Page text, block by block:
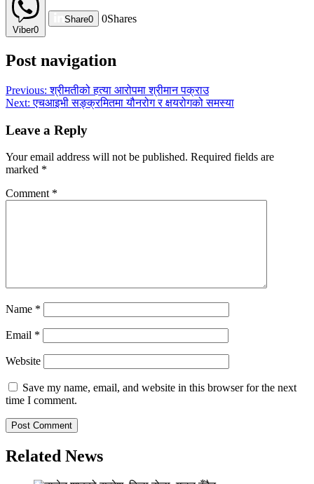
Viber0
Share0 0Shares
Post navigation
Previous: श्रीमतीको हत्या आरोपमा श्रीमान पक्राउ
Next: एचआइभी सङ्क्रमितमा यौनरोग र क्षयरोगको समस्या
Leave a Reply
Your email address will not be published. Required fields are
marked *
Comment *
Name *
Email *
Website
Save my name, email, and website in this browser for the next
time I comment.
Related News